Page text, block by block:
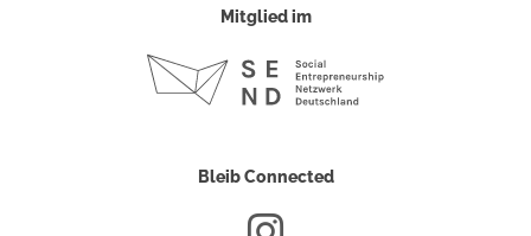
Mitglied im
Bleib Connected